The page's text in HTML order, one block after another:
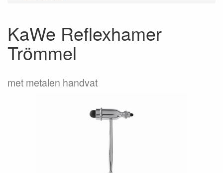
KaWe Reflexhamer
Trömmel
met metalen handvat